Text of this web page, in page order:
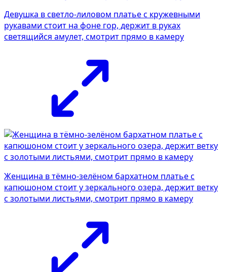
Девушка в светло-лиловом платье с кружевными
рукавами стоит на фоне гор, держит в руках
светящийся амулет, смотрит прямо в камеру
Женщина в тёмно-зелёном бархатном платье с
капюшоном стоит у зеркального озера, держит ветку
с золотыми листьями, смотрит прямо в камеру